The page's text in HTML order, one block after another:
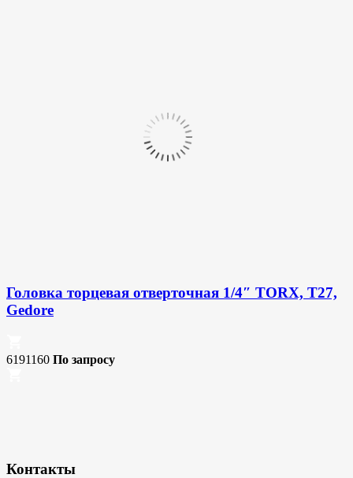
Головка торцевая отверточная 1/4″ TORX, T27,
Gedore
6191160 По запросу
Контакты